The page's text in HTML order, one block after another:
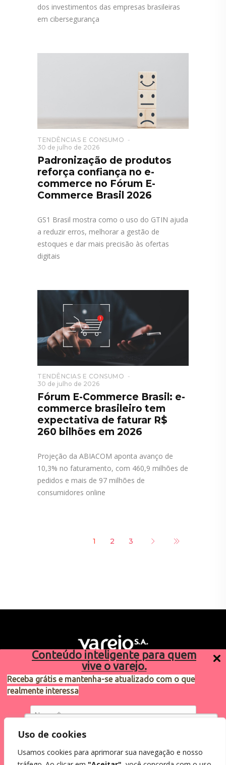
Conteúdo inteligente para quem
vive o varejo.
Receba grátis e mantenha-se atualizado com o que
realmente interessa
Eu concordo em receber comunicações.
Utilizamos cookies para oferecer melhor
como você interage em nosso site e
Uso de cookies
Usamos cookies para aprimorar sua navegação e nosso
dos investimentos das empresas brasileiras
em cibersegurança
TENDÊNCIAS E CONSUMO
30 de julho de 2026
Padronização de produtos
reforça confiança no e-
commerce no Fórum E-
Commerce Brasil 2026
GS1 Brasil mostra como o uso do GTIN ajuda
a reduzir erros, melhorar a gestão de
estoques e dar mais precisão às ofertas
digitais
TENDÊNCIAS E CONSUMO
30 de julho de 2026
Fórum E-Commerce Brasil: e-
commerce brasileiro tem
expectativa de faturar R$
260 bilhões em 2026
Projeção da ABIACOM aponta avanço de
10,3% no faturamento, com 460,9 milhões de
pedidos e mais de 97 milhões de
consumidores online
1 2 3
Sugestões de pauta
varejosa@cndl.org.br